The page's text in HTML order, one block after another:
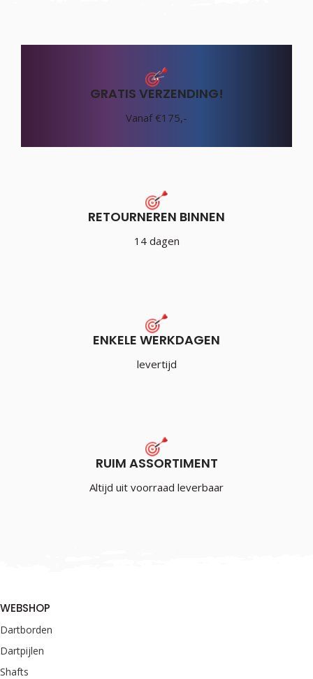
GRATIS VERZENDING!
Vanaf €175,-
RETOURNEREN BINNEN
14 dagen
ENKELE WERKDAGEN
levertijd
RUIM ASSORTIMENT
Altijd uit voorraad leverbaar
WEBSHOP
Dartborden
Dartpijlen
Shafts